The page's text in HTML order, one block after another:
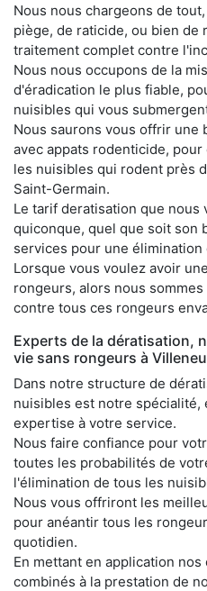
Nous nous chargeons de
piège, de raticide, ou bien de
traitement complet contre
Nous nous occupons de la
d'éradication le plus fiable,
nuisibles qui vous
Nous saurons vous offrir une
avec appats rodenticide,
les nuisibles qui rodent près
Saint-Germain.
Le tarif deratisation que nous
quiconque, quel que soit son
services pour une
Lorsque vous voulez avoir
rongeurs, alors nous
contre tous ces rongeurs
Experts de la dératisation,
vie sans rongeurs à
Dans notre structure de
nuisibles est notre
expertise à votre service.
Nous faire confiance pour
toutes les probabilités de
l'élimination de tous les
Nous vous offriront les
pour anéantir tous les
quotidien.
En mettant en application
combinés à la prestation de